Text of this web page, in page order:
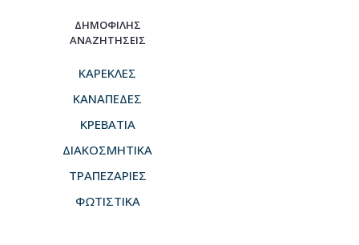
ΔΗΜΟΦΙΛΗΣ
ΑΝΑΖΗΤΗΣΕΙΣ
ΚΑΡΕΚΛΕΣ
ΚΑΝΑΠΕΔΕΣ
ΚΡΕΒΑΤΙΑ
ΔΙΑΚΟΣΜΗΤΙΚΑ
ΤΡΑΠΕΖΑΡΙΕΣ
ΦΩΤΙΣΤΙΚΑ